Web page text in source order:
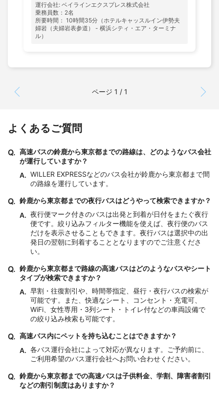
運行会社: ベイラインエクスプレス株式会社
乗務員数：2名
所要時間： 10時間35分（ホテルキャッスルイン伊勢夫
婦岩（夫婦岩表参道） - 横浜シティ・エア・ターミナ
ル）
ページ 1 / 1
よくあるご質問
Q. 高速バスの鈴鹿から東京都までの路線は、どのようなバス会社
が運行していますか？
A. WILLER EXPRESSなどのバス会社が鈴鹿から東京都まで間
の路線を運行しています。
Q. 鈴鹿から東京都までの夜行バスはどうやって検索できますか？
A. 夜行便マーク付きのバスは出発と到着が日付をまたぐ夜行
便です。絞り込みフィルター機能を使えば、夜行便のバス
だけを表示させることもできます。夜行バスは選択中の出
発日の翌朝に到着することとなりますのでご注意くださ
い。
Q. 鈴鹿から東京都まで路線の高速バスはどのようなバスやシート
タイプが検索できますか？
A. 早割・往復割引や、時間帯指定、昼行・夜行バスの検索が
可能です。また、快適なシート、コンセント・充電可、
WiFi、女性専用・3列シート・トイレ付などの車両設備で
の絞り込み検索も可能です。
Q. 高速バス内にペットを持ち込むことはできますか？
A. 各バス運行会社によって対応が異なります。ご予約前に、
ご利用希望のバス運行会社へお問い合わせください。
Q. 鈴鹿から東京都までの高速バスは子供料金、学割、障害者割引
などの割引制度はありますか？